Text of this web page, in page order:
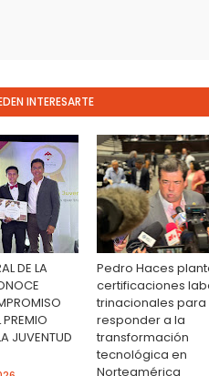
INTERESARTE
DE LA
JUVENTUD
Pedro Haces
certificaciones
trinacionales para
responder a la
transformación
tecnológica en
Norteamérica